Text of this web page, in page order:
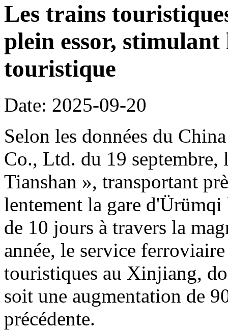
Les trains
plein essor,
touristique
Date: 2025-09-20
Selon les données du
Co., Ltd. du 19
Tianshan », transportant
lentement la gare
de 10 jours à travers la
année, le service
touristiques au Xinjiang,
soit une augmentation de
précédente.